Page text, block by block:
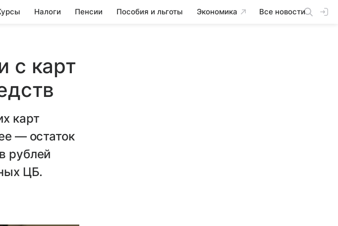
Налоги Пенсии Пособия и льготы Экономика Все новости
с карт
карт
— остаток
рублей
ЦБ.